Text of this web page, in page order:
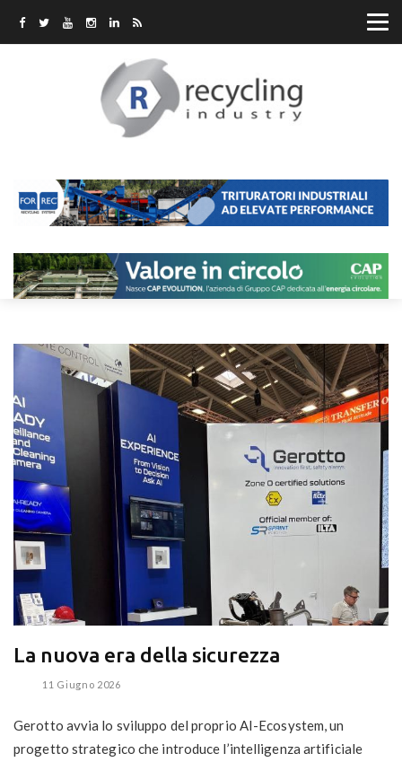
La nuova era della sicurezza
11 Giugno 2026
Gerotto avvia lo sviluppo del proprio AI-Ecosystem, un
progetto strategico che introduce l’intelligenza artificiale